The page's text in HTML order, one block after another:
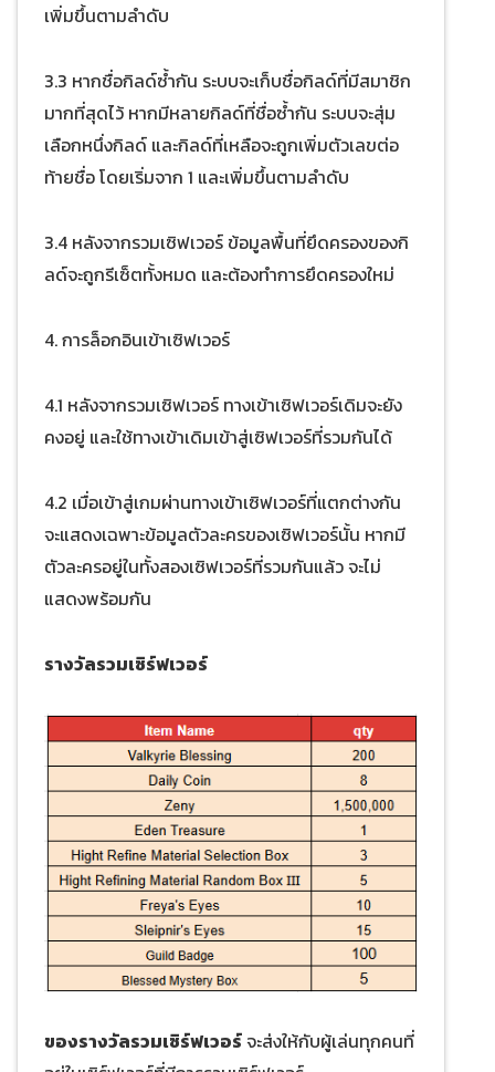
เพิ่มขึ้นตามลำดับ
3.3 หากชื่อกิลด์ซ้ำกัน ระบบจะเก็บชื่อกิลด์ที่มีสมาชิก
มากที่สุดไว้ หากมีหลายกิลด์ที่ชื่อซ้ำกัน ระบบจะสุ่ม
เลือกหนึ่งกิลด์ และกิลด์ที่เหลือจะถูกเพิ่มตัวเลขต่อ
ท้ายชื่อ โดยเริ่มจาก 1 และเพิ่มขึ้นตามลำดับ
3.4 หลังจากรวมเซิฟเวอร์ ข้อมูลพื้นที่ยึดครองของกิ
ลด์จะถูกรีเซ็ตทั้งหมด และต้องทำการยึดครองใหม่
4. การล็อกอินเข้าเซิฟเวอร์
4.1 หลังจากรวมเซิฟเวอร์ ทางเข้าเซิฟเวอร์เดิมจะยัง
คงอยู่ และใช้ทางเข้าเดิมเข้าสู่เซิฟเวอร์ที่รวมกันได้
4.2 เมื่อเข้าสู่เกมผ่านทางเข้าเซิฟเวอร์ที่แตกต่างกัน
จะแสดงเฉพาะข้อมูลตัวละครของเซิฟเวอร์นั้น หากมี
ตัวละครอยู่ในทั้งสองเซิฟเวอร์ที่รวมกันแล้ว จะไม่
แสดงพร้อมกัน
รางวัลรวมเซิร์ฟเวอร์
ของรางวัลรวมเซิร์ฟเวอร์จะส่งให้กับผู้เล่นทุกคนที่